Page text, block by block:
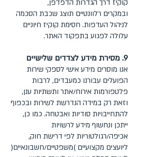
קוקיז דרך הגדרות הדפדפן,
ובמקרים רלוונטיים תוצג שכבת הסכמה
לניהול העדפות. חסימת קוקיז חיוניים
עלולה לפגוע בתפקוד האתר.
9. מסירת מידע לצדדים שלישיים
אנו מוסרים מידע אישי לספקי שירות
הפועלים עבורנו כמעבדים, לרבות
פלטפורמות אירוח/אתר ותשתיות ענן,
וזאת רק במידה הנדרשת לשירות ובכפוף
להתחייבויות סודיות ואבטחה. כמו כן,
ייתכן ונחשוף מידע לרשויות
אכיפה/רגולטוריות לפי דרישת חוק,
ליועצים מקצועיים )משפטיים/חשבונאיים(